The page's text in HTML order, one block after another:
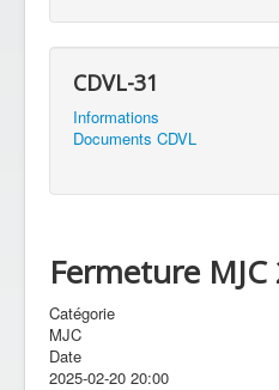
CDVL-31
Informations
Documents CDVL
Fermeture MJC
Catégorie
MJC
Date
2025-02-20 20:00